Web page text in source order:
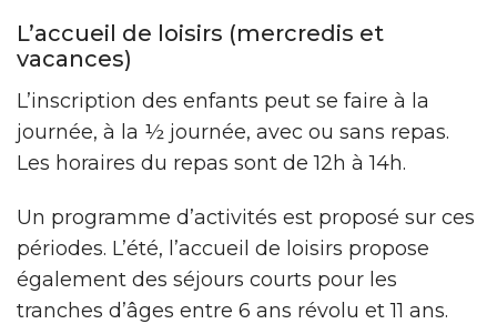
L’accueil de loisirs (mercredis et
vacances)
L’inscription des enfants peut se faire à la
journée, à la ½ journée, avec ou sans repas.
Les horaires du repas sont de 12h à 14h.
Un programme d’activités est proposé sur ces
périodes. L’été, l’accueil de loisirs propose
également des séjours courts pour les
tranches d’âges entre 6 ans révolu et 11 ans.